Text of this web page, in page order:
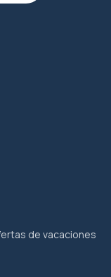
de vacaciones